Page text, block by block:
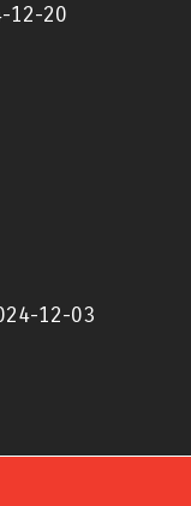
12-20
12-03